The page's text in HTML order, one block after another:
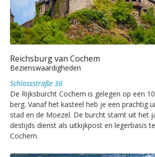
Reichsburg van Cochem
Bezienswaardigheden
Schlossstraße 36
De Rijksburcht Cochem is gelegen op een
berg. Vanaf het kasteel heb je een prachtig
stad en de Moezel. De burcht stamt uit het
destijds dienst als uitkijkpost en legerbasis
Cochem.